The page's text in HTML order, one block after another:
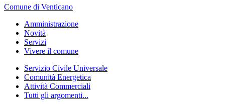
Comune di Venticano
Amministrazione
Novità
Servizi
Vivere il comune
Servizio Civile Universale
Comunità Energetica
Attività Commerciali
Tutti gli argomenti...